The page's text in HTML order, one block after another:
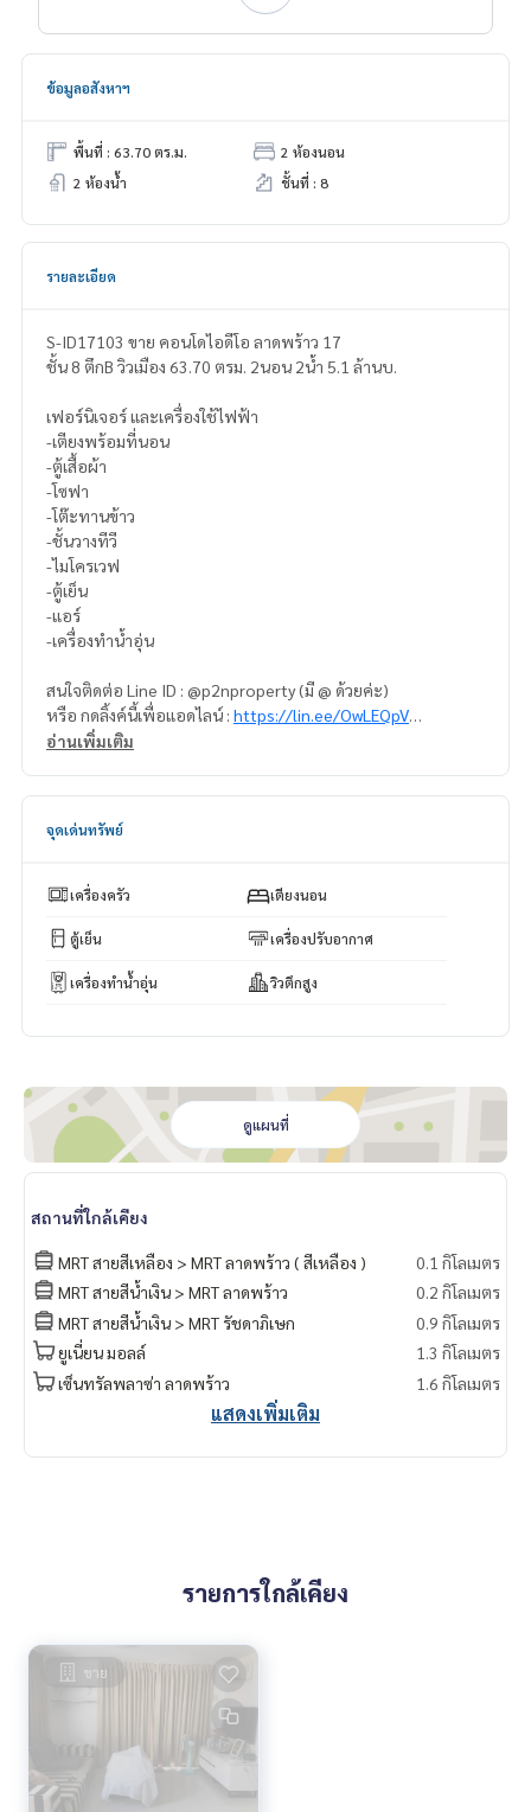
ข้อมูลอสังหาฯ
พื้นที่ : 63.70 ตร.ม.
2 ห้องนอน
2 ห้องน้ำ
ชั้นที่ : 8
รายละเอียด
S-ID17103 ขาย คอนโดไอดีโอ ลาดพร้าว 17
ชั้น 8 ตึกB วิวเมือง 63.70 ตรม. 2นอน 2น้ำ 5.1 ล้านบ.
เฟอร์นิเจอร์ และเครื่องใช้ไฟฟ้า
-เตียงพร้อมที่นอน
-ตู้เสื้อผ้า
-โซฟา
-โต๊ะทานข้าว
-ชั้นวางทีวี
-ไมโครเวฟ
-ตู้เย็น
-แอร์
-เครื่องทำน้ำอุ่น
สนใจติดต่อ Line ID : @p2nproperty (มี @ ด้วยค่ะ)
หรือ กดลิ้งค์นี้เพื่อแอดไลน์ : https://lin.ee/OwLEQpV
* มีให้เลือกอีกหลายห้อง หลายโครงการค่ะ
Facebook Fanpage : P2N Property
ด ทั่วกรุงเทพฯ
อ่านเพิ่มเติม
จุดเด่นทรัพย์
เครื่องครัว เตียงนอน
ตู้เย็น เครื่องปรับอากาศ
เครื่องทำน้ำอุ่น วิวตึกสูง
ดูแผนที่
สถานที่ใกล้เคียง
MRT สายสีเหลือง > MRT ลาดพร้าว ( สีเหลือง )
0.1 กิโลเมตร
MRT สายสีน้ำเงิน > MRT ลาดพร้าว
0.2 กิโลเมตร
MRT สายสีน้ำเงิน > MRT รัชดาภิเษก
0.9 กิโลเมตร
ยูเนี่ยน มอลล์
1.3 กิโลเมตร
เซ็นทรัลพลาซ่า ลาดพร้าว
1.6 กิโลเมตร
แสดงเพิ่มเติม
รายการใกล้เคียง
ขาย